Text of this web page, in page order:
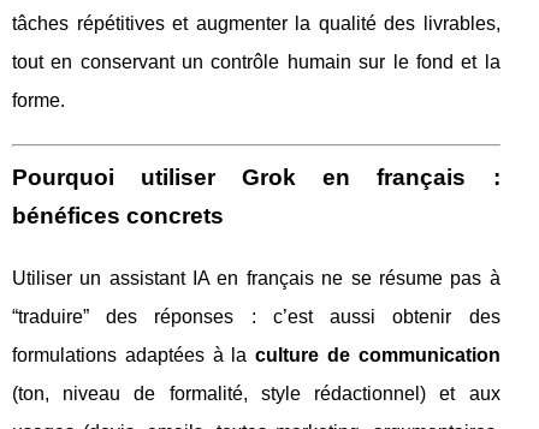
tâches répétitives et augmenter la qualité des livrables,
tout en conservant un contrôle humain sur le fond et la
forme.
Pourquoi utiliser Grok en français :
bénéfices concrets
Utiliser un assistant IA en français ne se résume pas à
“traduire” des réponses : c’est aussi obtenir des
formulations adaptées à laculture de communication
(ton, niveau de formalité, style rédactionnel) et aux